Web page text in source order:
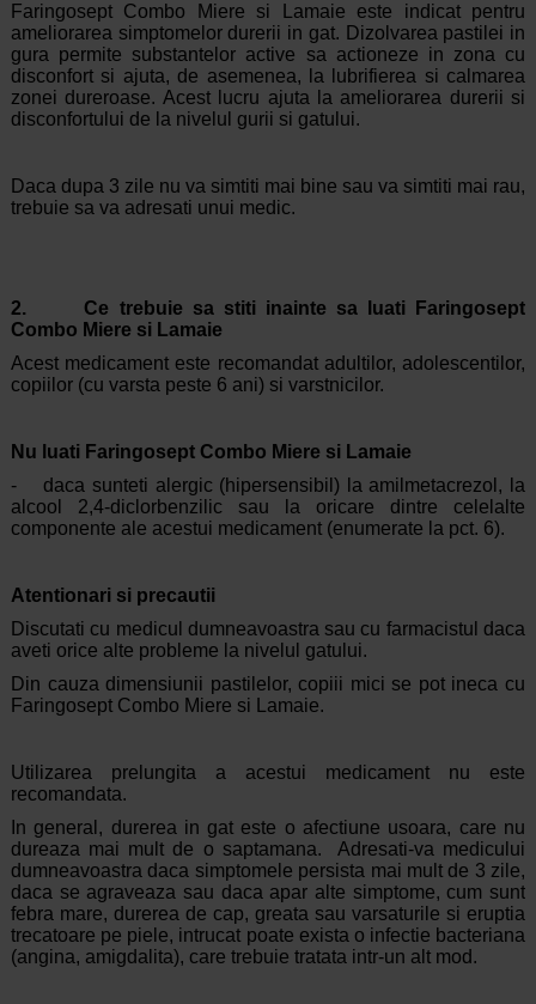
Faringosept Combo Miere si Lamaie este indicat pentru
ameliorarea simptomelor durerii in gat. Dizolvarea pastilei in
gura permite substantelor active sa actioneze in zona cu
disconfort si ajuta, de asemenea, la lubrifierea si calmarea
zonei dureroase. Acest lucru ajuta la ameliorarea durerii si
disconfortului de la nivelul gurii si gatului.
Daca dupa 3 zile nu va simtiti mai bine sau va simtiti mai rau,
trebuie sa va adresati unui medic.
2. Ce trebuie sa stiti inainte sa luati Faringosept
Combo Miere si Lamaie
Acest medicament este recomandat adultilor, adolescentilor,
copiilor (cu varsta peste 6 ani) si varstnicilor.
Nu luati Faringosept Combo Miere si Lamaie
- daca sunteti alergic (hipersensibil) la amilmetacrezol, la
alcool 2,4-diclorbenzilic sau la oricare dintre celelalte
componente ale acestui medicament (enumerate la pct. 6).
Atentionari si precautii
Discutati cu medicul dumneavoastra sau cu farmacistul daca
aveti orice alte probleme la nivelul gatului.
Din cauza dimensiunii pastilelor, copiii mici se pot ineca cu
Faringosept Combo Miere si Lamaie.
Utilizarea prelungita a acestui medicament nu este
recomandata.
In general, durerea in gat este o afectiune usoara, care nu
dureaza mai mult de o saptamana. Adresati-va medicului
dumneavoastra daca simptomele persista mai mult de 3 zile,
daca se agraveaza sau daca apar alte simptome, cum sunt
febra mare, durerea de cap, greata sau varsaturile si eruptia
trecatoare pe piele, intrucat poate exista o infectie bacteriana
(angina, amigdalita), care trebuie tratata intr-un alt mod.